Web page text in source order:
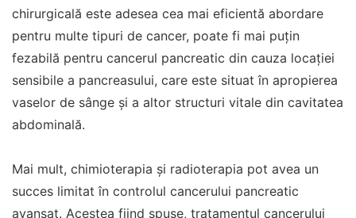
chirurgicală este adesea cea mai eficientă abordare
pentru multe tipuri de cancer, poate fi mai puțin
fezabilă pentru cancerul pancreatic din cauza locației
sensibile a pancreasului, care este situat în apropierea
vaselor de sânge și a altor structuri vitale din cavitatea
abdominală.
Mai mult, chimioterapia și radioterapia pot avea un
succes limitat în controlul cancerului pancreatic
avansat. Acestea fiind spuse, tratamentul cancerului